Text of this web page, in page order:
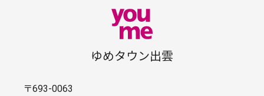
ゆめタウン出雲
〒693-0063